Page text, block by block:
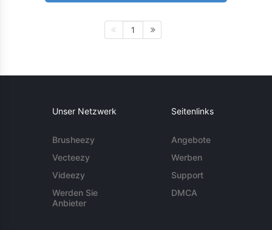
1
Unser Netzwerk
Brusheezy
Vecteezy
Videezy
Werden Sie
Anbieter
Seitenlinks
Angebote
Werben
Support
DMCA